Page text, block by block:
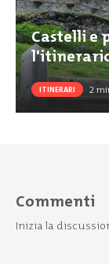
Castelli e
ITINERARI 2
Commenti
Inizia la